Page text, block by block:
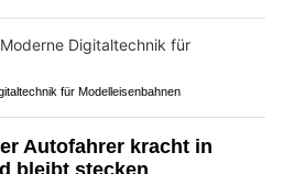
für Modelleisenbahnen
Autofahrer kracht in
bleibt stecken